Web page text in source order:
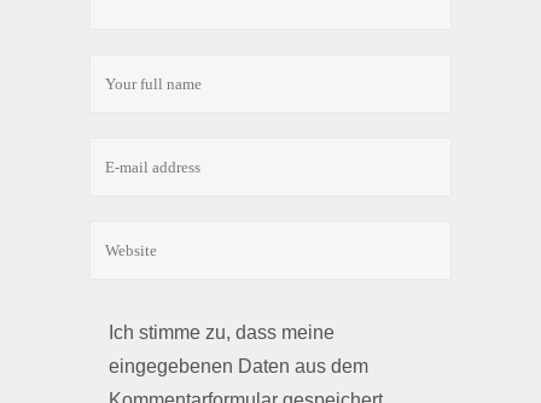
Ich stimme zu, dass meine
eingegebenen Daten aus dem